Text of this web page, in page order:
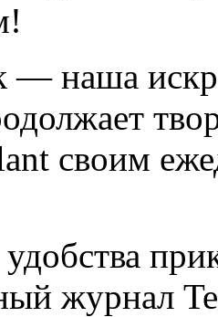
— наша
своим
журнал